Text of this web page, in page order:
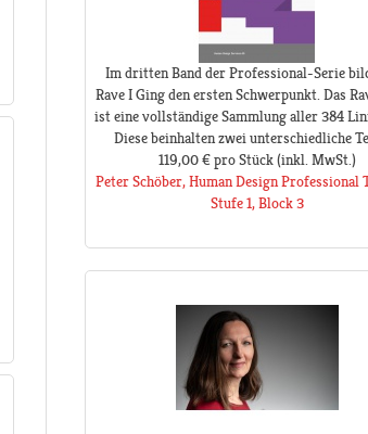
Im dritten Band der Professional-Serie
Rave I Ging den ersten Schwerpunkt. Das
ist eine vollständige Sammlung aller 384
Diese beinhalten zwei unterschiedliche
119,00 €pro Stück(inkl. MwSt.)
Peter Schöber, Human Design Professional
Stufe 1, Block 3